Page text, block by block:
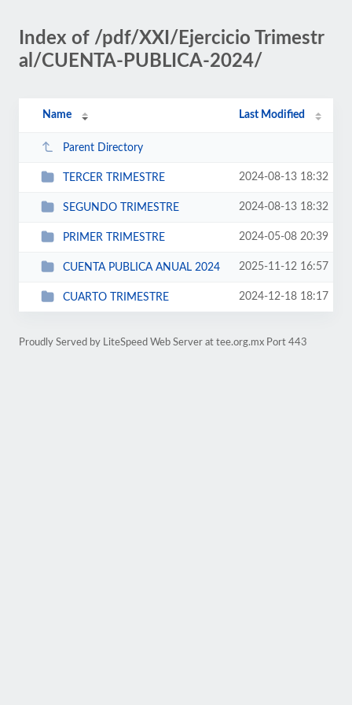
Index of /pdf/XXI/Ejercicio Trimestr
al/CUENTA-PUBLICA-2024/
Name Last Modified
Parent Directory
TERCER TRIMESTRE 2024-08-13 18:32
SEGUNDO TRIMESTRE 2024-08-13 18:32
PRIMER TRIMESTRE 2024-05-08 20:39
CUENTA PUBLICA ANUAL 2024 2025-11-12 16:57
CUARTO TRIMESTRE 2024-12-18 18:17
Proudly Served by LiteSpeed Web Server at tee.org.mx Port 443